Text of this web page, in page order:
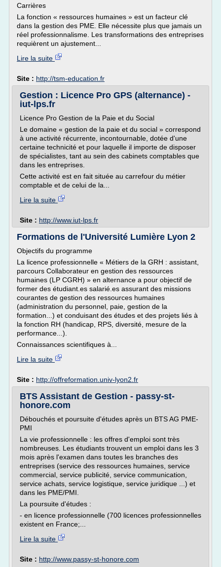
Carrières
La fonction « ressources humaines » est un facteur clé
dans la gestion des PME. Elle nécessite plus que jamais un
réel professionnalisme. Les transformations des entreprises
requièrent un ajustement...
Lire la suite
Site : http://tsm-education.fr
Gestion : Licence Pro GPS (alternance) -
iut-lps.fr
Licence Pro Gestion de la Paie et du Social
Le domaine « gestion de la paie et du social » correspond
à une activité récurrente, incontournable, dotée d'une
certaine technicité et pour laquelle il importe de disposer
de spécialistes, tant au sein des cabinets comptables que
dans les entreprises.
Cette activité est en fait située au carrefour du métier
comptable et de celui de la...
Lire la suite
Site : http://www.iut-lps.fr
Formations de l'Université Lumière Lyon 2
Objectifs du programme
La licence professionnelle « Métiers de la GRH : assistant,
parcours Collaborateur en gestion des ressources
humaines (LP CGRH) » en alternance a pour objectif de
former des étudiant.es salarié.es assurant des missions
courantes de gestion des ressources humaines
(administration du personnel, paie, gestion de la
formation...) et conduisant des études et des projets liés à
la fonction RH (handicap, RPS, diversité, mesure de la
performance...).
Connaissances scientifiques à...
Lire la suite
Site : http://offreformation.univ-lyon2.fr
BTS Assistant de Gestion - passy-st-
honore.com
Débouchés et poursuite d'études après un BTS AG PME-
PMI
La vie professionnelle : les offres d'emploi sont très
nombreuses. Les étudiants trouvent un emploi dans les 3
mois après l'examen dans toutes les branches des
entreprises (service des ressources humaines, service
commercial, service publicité, service communication,
service achats, service logistique, service juridique ...) et
dans les PME/PMI.
La poursuite d'études :
- en licence professionnelle (700 licences professionnelles
existent en France;...
Lire la suite
Site : http://www.passy-st-honore.com